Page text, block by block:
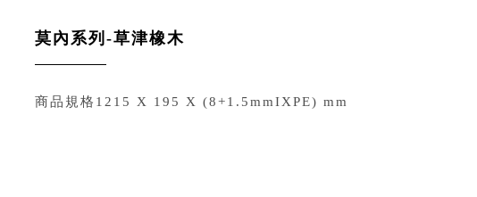
莫內系列-草津橡木
商品規格1215 X 195 X (8+1.5mmIXPE) mm